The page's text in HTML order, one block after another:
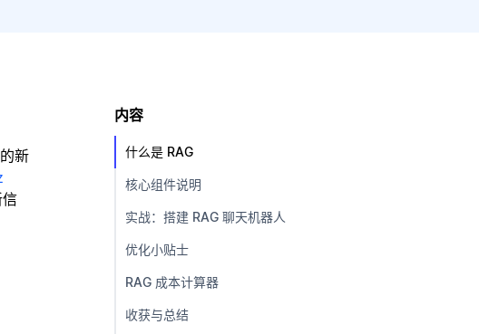
新
内容
什么是 RAG
核心组件说明
实战：搭建 RAG 聊天机器人
优化小贴士
RAG 成本计算器
收获与总结